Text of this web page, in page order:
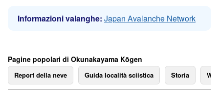
Informazioni valanghe: Japan Avalanche Network
Pagine popolari di Okunakayama Kōgen
Report della neve Guida località sciistica Storia